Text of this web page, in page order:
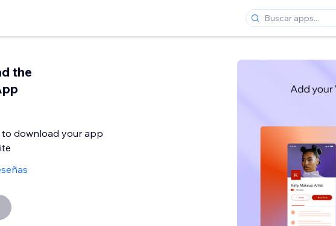
the
to download your app